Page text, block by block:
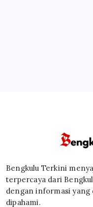
Bengkulu Terkini
terpercaya dari
dengan informasi yang
dipahami.